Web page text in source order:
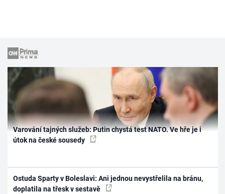
Varování tajných služeb: Putin chystá test NATO. Ve hře je i
útok na české sousedy
Ostuda Sparty v Boleslavi: Ani jednou nevystřelila na bránu,
doplatila na třesk v sestavě